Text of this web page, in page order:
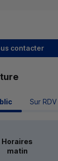
contacter
Sur RDV
Horaires
matin